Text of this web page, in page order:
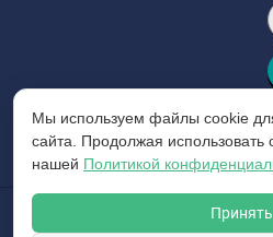
© 2026
Мы используем файлы cookie
сайта. Продолжая использовать
нашей Политикой
Принять